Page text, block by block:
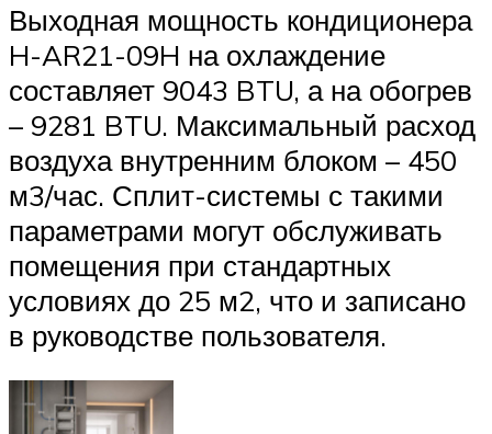
Выходная мощность кондиционера
H-AR21-09H на охлаждение
составляет 9043 BTU, а на обогрев
– 9281 BTU. Максимальный расход
воздуха внутренним блоком – 450
м3/час. Сплит-системы с такими
параметрами могут обслуживать
помещения при стандартных
условиях до 25 м2, что и записано
в руководстве пользователя.